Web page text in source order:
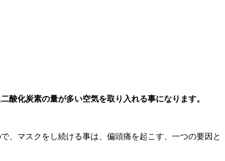
二酸化炭素の量が多い空気を取り入れる事になります。
、マスクをし続ける事は、偏頭痛を起こす、一つの要因と